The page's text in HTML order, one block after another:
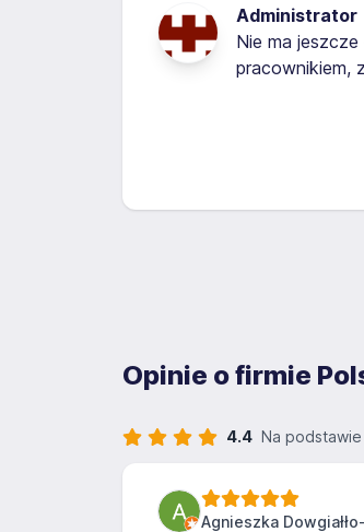
Administrator
Nie ma
pracownikiem,
Opinie o firmie
4.4 Na podstawie
Agnieszka